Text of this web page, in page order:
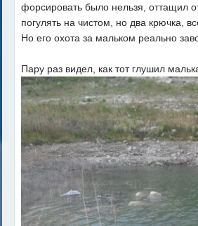
форсировать было нельзя, оттащил
погулять на чистом, но два крючка,
Но его охота за мальком реально
Пару раз видел, как тот глушил